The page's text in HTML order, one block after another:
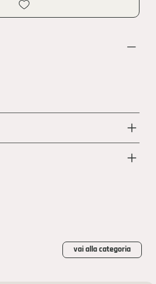
vai alla categoria